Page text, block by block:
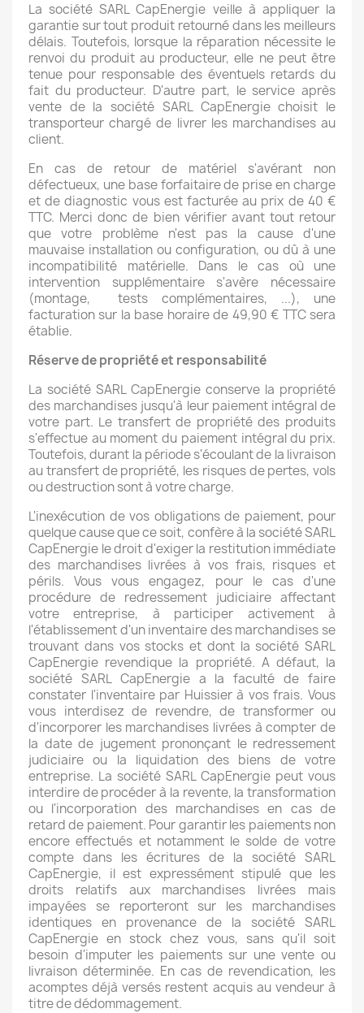
La société SARL CapEnergie veille à appliquer la
garantie sur tout produit retourné dans les meilleurs
délais. Toutefois, lorsque la réparation nécessite le
renvoi du produit au producteur, elle ne peut être
tenue pour responsable des éventuels retards du
fait du producteur. D'autre part, le service après
vente de la société SARL CapEnergie choisit le
transporteur chargé de livrer les marchandises au
client.
En cas de retour de matériel s'avérant non
défectueux, une base forfaitaire de prise en charge
et de diagnostic vous est facturée au prix de 40 €
TTC. Merci donc de bien vérifier avant tout retour
que votre problème n'est pas la cause d'une
mauvaise installation ou configuration, ou dû à une
incompatibilité matérielle. Dans le cas où une
intervention supplémentaire s'avère nécessaire
(montage, tests complémentaires, ...), une
facturation sur la base horaire de 49,90 € TTC sera
établie.
Réserve de propriété et responsabilité
La société SARL CapEnergie conserve la propriété
des marchandises jusqu'à leur paiement intégral de
votre part. Le transfert de propriété des produits
s'effectue au moment du paiement intégral du prix.
Toutefois, durant la période s'écoulant de la livraison
au transfert de propriété, les risques de pertes, vols
ou destruction sont à votre charge.
L'inexécution de vos obligations de paiement, pour
quelque cause que ce soit, confère à la société SARL
CapEnergie le droit d'exiger la restitution immédiate
des marchandises livrées à vos frais, risques et
périls. Vous vous engagez, pour le cas d'une
procédure de redressement judiciaire affectant
votre entreprise, à participer activement à
l'établissement d'un inventaire des marchandises se
trouvant dans vos stocks et dont la société SARL
CapEnergie revendique la propriété. A défaut, la
société SARL CapEnergie a la faculté de faire
constater l'inventaire par Huissier à vos frais. Vous
vous interdisez de revendre, de transformer ou
d'incorporer les marchandises livrées à compter de
la date de jugement prononçant le redressement
judiciaire ou la liquidation des biens de votre
entreprise. La société SARL CapEnergie peut vous
interdire de procéder à la revente, la transformation
ou l'incorporation des marchandises en cas de
retard de paiement. Pour garantir les paiements non
encore effectués et notamment le solde de votre
compte dans les écritures de la société SARL
CapEnergie, il est expressément stipulé que les
droits relatifs aux marchandises livrées mais
impayées se reporteront sur les marchandises
identiques en provenance de la société SARL
CapEnergie en stock chez vous, sans qu'il soit
besoin d'imputer les paiements sur une vente ou
livraison déterminée. En cas de revendication, les
acomptes déjà versés restent acquis au vendeur à
titre de dédommagement.